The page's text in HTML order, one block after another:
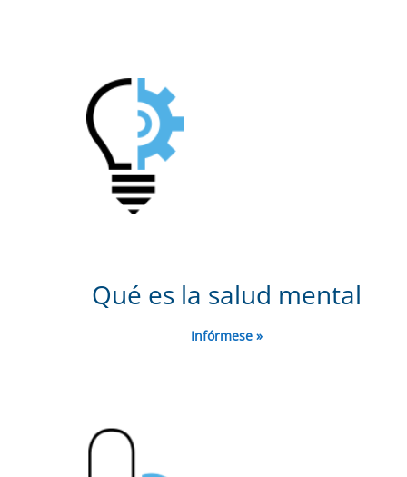
Qué es la salud mental
Infórmese »